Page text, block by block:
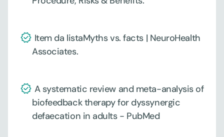
Associates.
biofeedback therapy for dyssynergic
defaecation in adults - PubMed